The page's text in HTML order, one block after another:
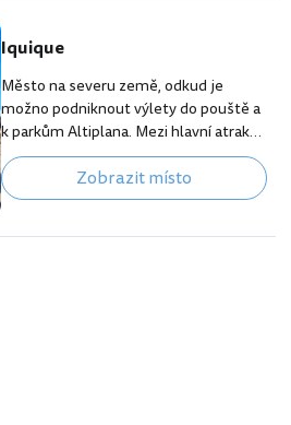
Iquique
Město na severu země, odkud je
možno podniknout výlety do pouště a
k parkům Altiplana. Mezi hlavní atrakce
poblíž tohoto města patří tzv. „mrtvá
města“ Humberstone a Santa Laura.
Jedná se o stará opuštěná důlní města,
Zobrazit místo